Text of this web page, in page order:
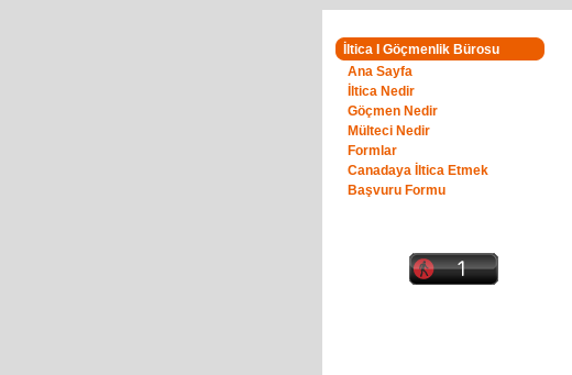
İltica I Göçmenlik Bürosu
Ana Sayfa
İltica Nedir
Göçmen Nedir
Mülteci Nedir
Formlar
Canadaya İltica Etmek
Başvuru Formu